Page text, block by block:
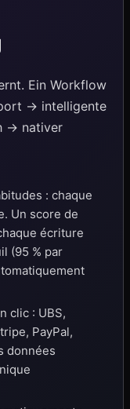
Ein Workflow
→ intelligente
→ nativer
: chaque
Un score de
écriture
(95 % par
clic : UBS,
PayPal,
données